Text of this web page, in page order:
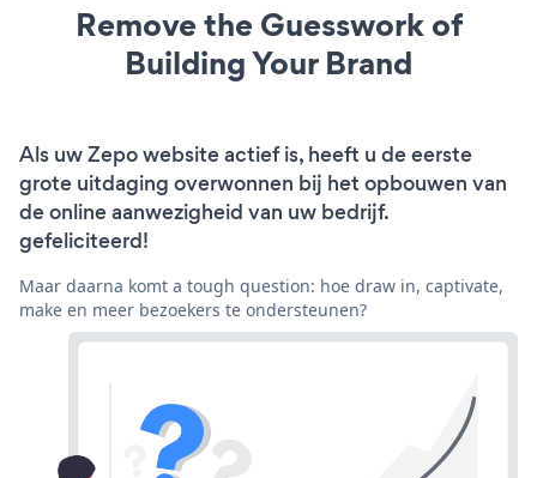
Remove the Guesswork of
Building Your Brand
Als uw Zepo website actief is, heeft u de eerste
grote uitdaging overwonnen bij het opbouwen van
de online aanwezigheid van uw bedrijf.
gefeliciteerd!
Maar daarna komt a tough question: hoe draw in, captivate,
make en meer bezoekers te ondersteunen?